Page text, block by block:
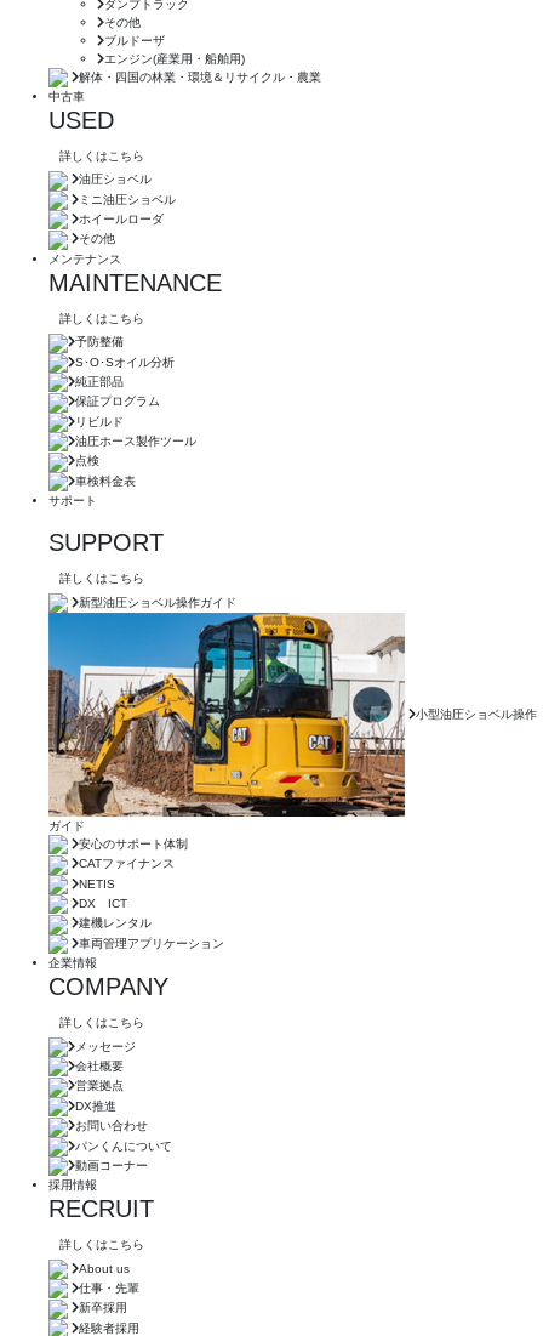
ダンプトラック
その他
ブルドーザ
エンジン(産業用・船舶用)
解体・四国の林業・環境＆リサイクル・農業
中古車
USED
詳しくはこちら
油圧ショベル
ミニ油圧ショベル
ホイールローダ
その他
メンテナンス
MAINTENANCE
詳しくはこちら
予防整備
S･O･Sオイル分析
純正部品
保証プログラム
リビルド
油圧ホース製作ツール
点検
車検料金表
サポート
SUPPORT
詳しくはこちら
新型油圧ショベル操作ガイド
小型油圧ショベル操作
ガイド
安心のサポート体制
CATファイナンス
NETIS
DX ICT
建機レンタル
車両管理アプリケーション
企業情報
COMPANY
詳しくはこちら
メッセージ
会社概要
営業拠点
DX推進
お問い合わせ
パンくんについて
動画コーナー
採用情報
RECRUIT
詳しくはこちら
About us
仕事・先輩
新卒採用
経験者採用